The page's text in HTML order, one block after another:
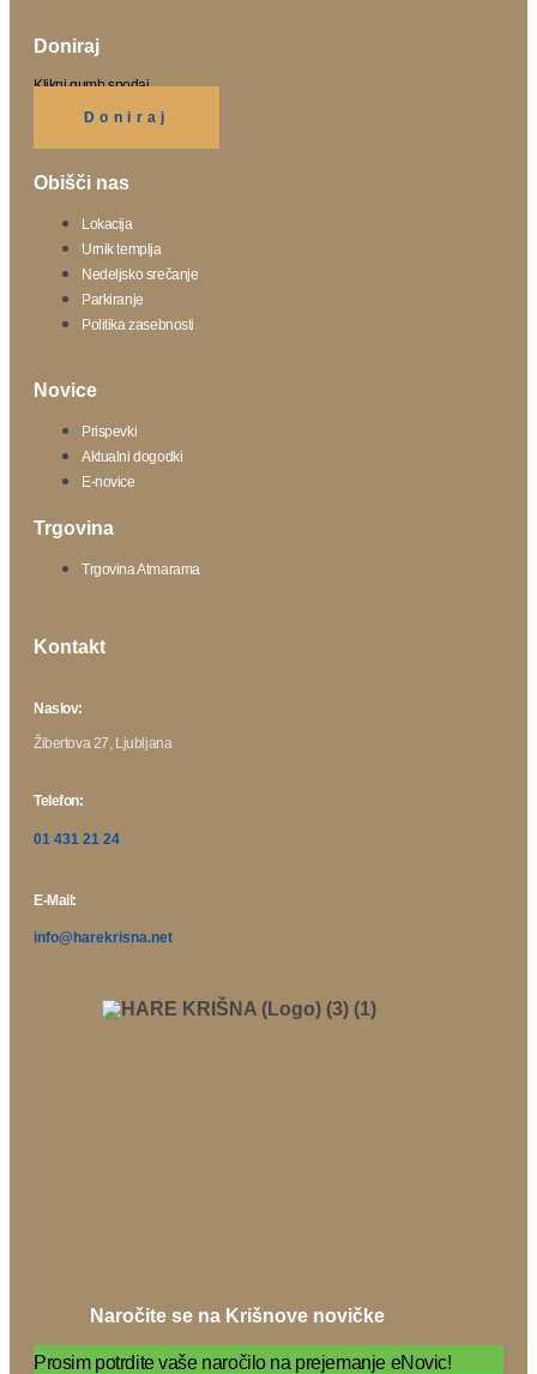
Doniraj
Klikni gumb spodaj.
Doniraj
Obišči nas
Lokacija
Urnik templja
Nedeljsko srečanje
Parkiranje
Politika zasebnosti
Novice
Prispevki
Aktualni dogodki
E-novice
Trgovina
Trgovina Atmarama
Kontakt
Naslov:
Žibertova 27, Ljubljana
Telefon:
01 431 21 24
E-Mail:
info@harekrisna.net
Naročite se na Krišnove novičke
Prosim potrdite vaše naročilo na prejemanje eNovic!